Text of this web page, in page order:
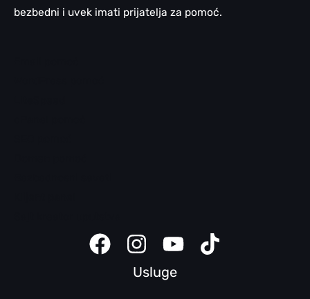
bezbedni i uvek imati prijatelja za pomoć.
Usluge